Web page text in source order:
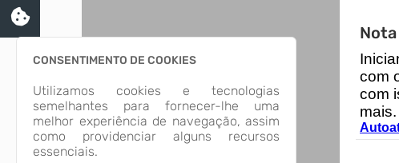
CONSENTIMENTO DE COOKIES
Utilizamos cookies e tecnologias
semelhantes para fornecer-lhe uma
melhor experiência de navegação, assim
como providenciar alguns recursos
essenciais.
I
com
com
mais.